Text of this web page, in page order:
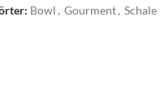
Bowl , Gourment, Schale